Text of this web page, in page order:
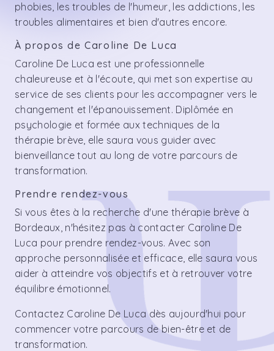
phobies, les troubles de l'humeur, les addictions, les
troubles alimentaires et bien d'autres encore.
À propos de Caroline De Luca
Caroline De Luca est une professionnelle
chaleureuse et à l'écoute, qui met son expertise au
service de ses clients pour les accompagner vers le
changement et l'épanouissement. Diplômée en
psychologie et formée aux techniques de la
thérapie brève, elle saura vous guider avec
bienveillance tout au long de votre parcours de
transformation.
Prendre rendez-vous
Si vous êtes à la recherche d'une thérapie brève à
Bordeaux, n'hésitez pas à contacter Caroline De
Luca pour prendre rendez-vous. Avec son
approche personnalisée et efficace, elle saura vous
aider à atteindre vos objectifs et à retrouver votre
équilibre émotionnel.
Contactez Caroline De Luca dès aujourd'hui pour
commencer votre parcours de bien-être et de
transformation.